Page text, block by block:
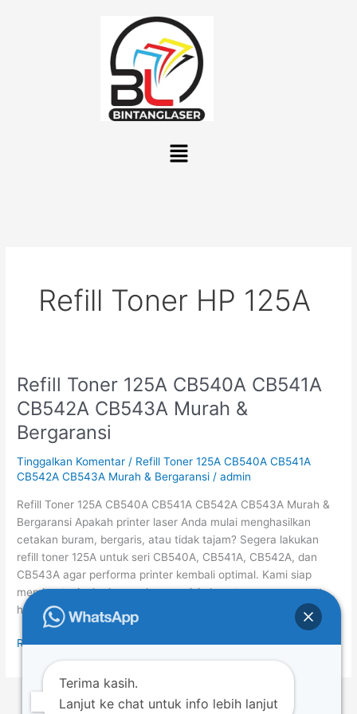
Menu
Refill Toner HP 125A
Refill Toner 125A CB540A CB541A
CB542A CB543A Murah &
Bergaransi
Tinggalkan Komentar / Refill Toner 125A CB540A CB541A
CB542A CB543A Murah & Bergaransi /admin
Refill Toner 125A CB540A CB541A CB542A CB543A Murah &
Bergaransi Apakah printer laser Anda mulai menghasilkan
cetakan buram, bergaris, atau tidak tajam? Segera lakukan
refill toner 125A untuk seri CB540A, CB541A, CB542A, dan
CB543A agar performa printer kembali optimal. Kami siap
membantu Anda dengan layanan isi ulang toner yang cepat,
hemat, dan berkualitas tinggi. Kami […]
Refill
Toner
125A
CB540A
CB542A
Murah
&
Bergaransi
Read More »
Terima kasih.
Lanjut ke chat untuk info lebih lanjut